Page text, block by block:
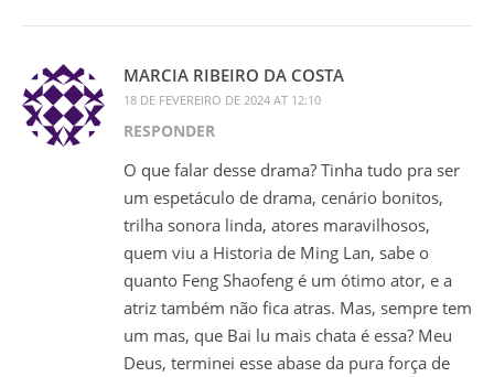
MARCIA RIBEIRO DA COSTA
18 DE FEVEREIRO DE 2024 AT 12:10
RESPONDER
O que falar desse drama? Tinha tudo pra ser
um espetáculo de drama, cenário bonitos,
trilha sonora linda, atores maravilhosos,
quem viu a Historia de Ming Lan, sabe o
quanto Feng Shaofeng é um ótimo ator, e a
atriz também não fica atras. Mas, sempre tem
um mas, que Bai lu mais chata é essa? Meu
Deus, terminei esse abase da pura força de